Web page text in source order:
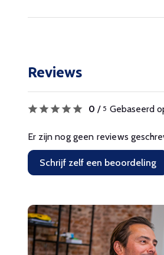
Reviews
0 / 5 Gebaseerd
Er zijn nog geen reviews
Schrijf zelf een beoordeling